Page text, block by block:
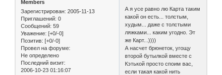
Members
Зарегистрирован: 2005-11-13
Приглашений: 0
Сообщений: 59
Уважение: [+0/-0]
Позитив: [+0/-0]
Провел на форуме:
Не определено
Последний визит:
2006-10-23 01:16:07
А я усе равно лю Карта таким
какой он есть... толстым,
худым... даже с толстыми
ляжками... каким угодно. Эт
же Карт...))))
А насчет брюнеток, угощу
второй бутылкой вместе с
Кэтькой просто споим вас,
если такая какой нить